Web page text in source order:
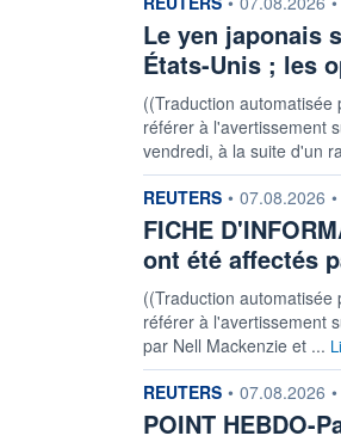
Le yen japonais
États-Unis ; les
((Traduction
référer à l'avertissement
vendredi, à la suite d'un
information fournie par
REUTERS • 07.08.2026 •
FICHE
ont été affectés
((Traduction
référer à l'avertissement
par Nell Mackenzie et ...
information fournie par
REUTERS • 07.08.2026 •
POINT HEBDO-